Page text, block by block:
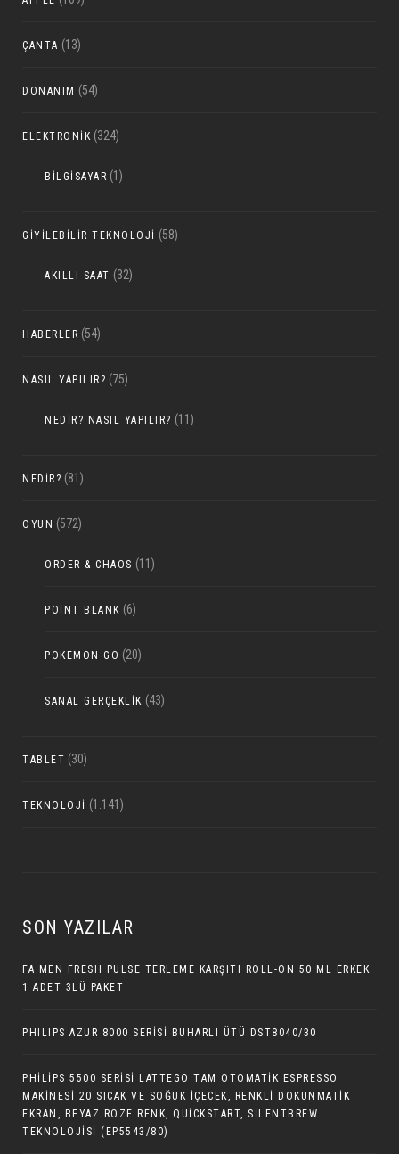
ÇANTA (13)
DONANIM (54)
ELEKTRONIK (324)
BILGISAYAR (1)
GIYILEBILIR TEKNOLOJI (58)
AKILLI SAAT (32)
HABERLER (54)
NASIL YAPILIR? (75)
NEDIR? NASIL YAPILIR? (11)
NEDIR? (81)
OYUN (572)
ORDER & CHAOS (11)
POINT BLANK (6)
POKEMON GO (20)
SANAL GERÇEKLIK (43)
TABLET (30)
TEKNOLOJI (1.141)
SON YAZILAR
FA MEN FRESH PULSE TERLEME KARŞITI ROLL-ON 50 ML ERKEK
1 ADET 3LÜ PAKET
PHILIPS AZUR 8000 SERISI BUHARLI ÜTÜ DST8040/30
PHILIPS 5500 SERISI LATTEGO TAM OTOMATIK ESPRESSO
MAKINESI 20 SICAK VE SOĞUK İÇECEK, RENKLI DOKUNMATIK
EKRAN, BEYAZ ROZE RENK, QUICKSTART, SILENTBREW
TEKNOLOJISI (EP5543/80)